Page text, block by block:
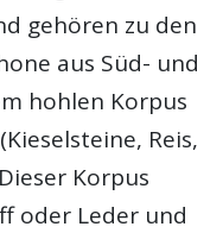
gehören zu den
aus Süd- und
hohlen Korpus
Reis,
Korpus
oder Leder und